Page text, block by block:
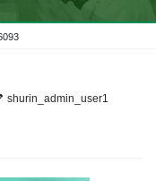
shurin_admin_user1